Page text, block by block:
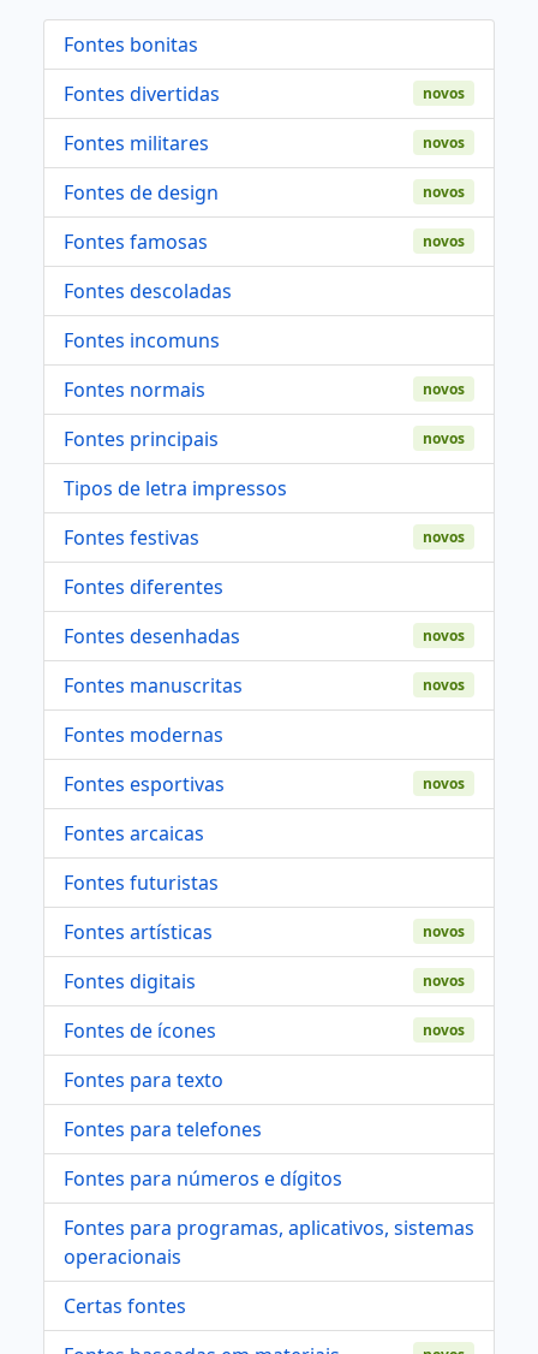
Fontes bonitas
Fontes divertidas
novos
Fontes militares novos
Fontes de design novos
Fontes famosas novos
Fontes descoladas
Fontes incomuns
Fontes normais
novos
Fontes principais novos
Tipos de letra impressos
Fontes festivas
novos
Fontes diferentes
Fontes desenhadas
novos
Fontes manuscritas novos
Fontes modernas
Fontes esportivas
novos
Fontes arcaicas
Fontes futuristas
Fontes artísticas
novos
Fontes digitais novos
Fontes de ícones novos
Fontes para texto
Fontes para telefones
Fontes para números e dígitos
Fontes para programas, aplicativos, sistemas
operacionais
Certas fontes